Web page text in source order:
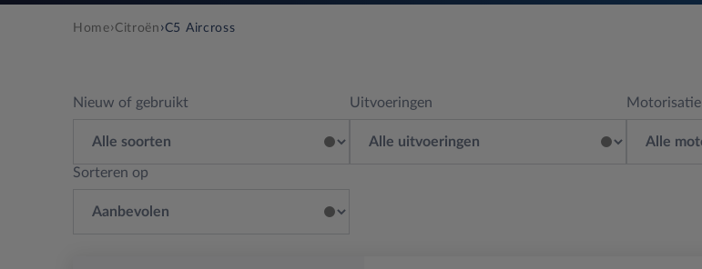
Home›Citroën ›C5 Aircross
Nieuw of gebruikt Uitvoeringen Motorisatie
Sorteren op